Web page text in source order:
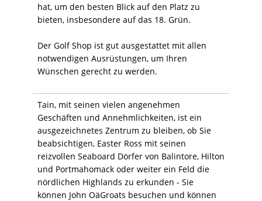
hat, um den besten Blick auf den Platz zu
bieten, insbesondere auf das 18. Grün.
Der Golf Shop ist gut ausgestattet mit allen
notwendigen Ausrüstungen, um Ihren
Wünschen gerecht zu werden.
Tain, mit seinen vielen angenehmen
Geschäften und Annehmlichkeiten, ist ein
ausgezeichnetes Zentrum zu bleiben, ob Sie
beabsichtigen, Easter Ross mit seinen
reizvollen Seaboard Dörfer von Balintore, Hilton
und Portmahomack oder weiter ein Feld die
nördlichen Highlands zu erkunden - Sie
können John OäGroats besuchen und können